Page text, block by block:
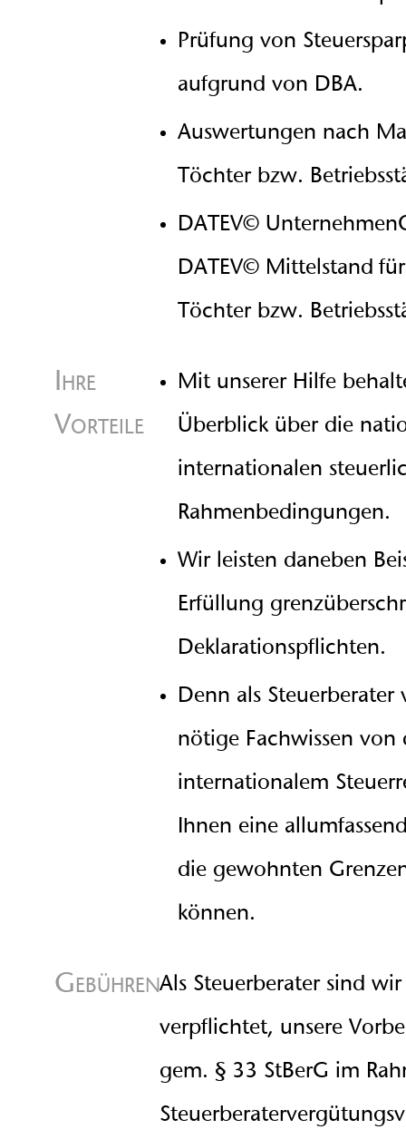
Prüfung von
aufgrund von DBA.
Auswertungen nach
Töchter bzw.
DATEV©
DATEV© Mittelstand
Töchter bzw.
Ihre
Vorteile
Mit unserer Hilfe
Überblick über die
internationalen
Rahmenbedingungen.
Wir leisten daneben
Erfüllung
Deklarationspflichten.
Denn als Steuerberater
nötige Fachwissen von
internationalem
Ihnen eine
die gewohnten
können.
GebührenAls Steuerberater sind
verpflichtet, unsere
gem. § 33 StBerG im